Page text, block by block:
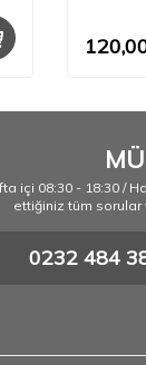
içi 08:30 - 18:30 /
ettiğiniz tüm
0232 484